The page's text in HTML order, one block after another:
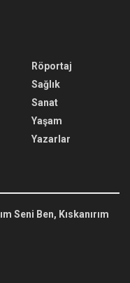
Röportaj
Sağlık
Sanat
Yaşam
Yazarlar
Seni Ben, Kıskanırım